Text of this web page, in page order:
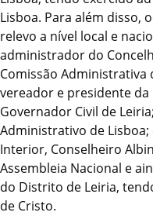
Lisboa. Para além disso,
relevo a nível local e
administrador do
Comissão Administrativa
vereador e presidente da
Governador Civil de
Administrativo de
Interior, Conselheiro
Assembleia Nacional e
do Distrito de Leiria,
de Cristo.